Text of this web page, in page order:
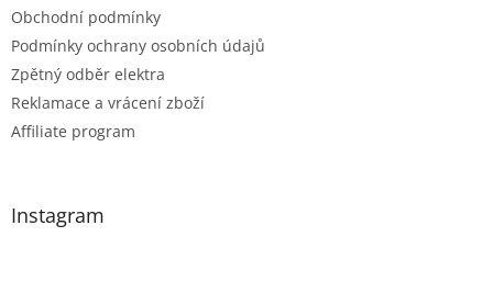
Obchodní podmínky
Podmínky ochrany osobních údajů
Zpětný odběr elektra
Reklamace a vrácení zboží
Affiliate program
Instagram